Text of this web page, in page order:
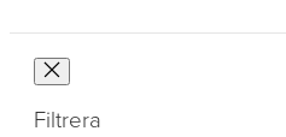
Filtrera